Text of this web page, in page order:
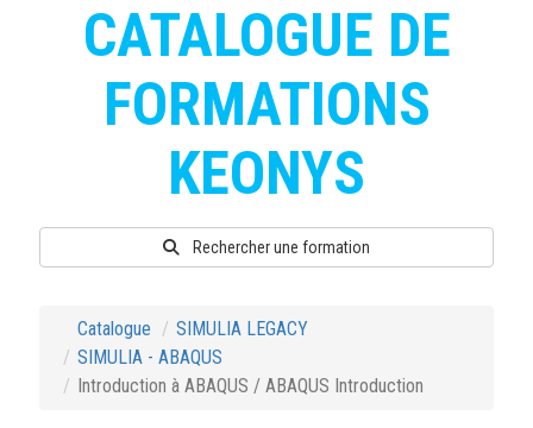
CATALOGUE DE
FORMATIONS
KEONYS
Rechercher une formation
Catalogue
SIMULIA LEGACY
SIMULIA - ABAQUS
Introduction à ABAQUS / ABAQUS Introduction